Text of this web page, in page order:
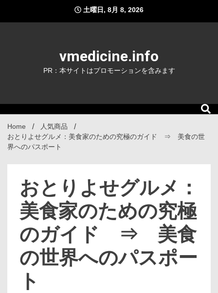
content
土曜日, 8月 8, 2026
vmedicine.info
PR：本サイトはプロモーションを含みます
Home
人気商品
おとりよせグルメ：美食家のための究極のガイド ⇒ 美食の世
界へのパスポート
おとりよせグルメ：
美食家のための究極
のガイド ⇒ 美食
の世界へのパスポー
ト